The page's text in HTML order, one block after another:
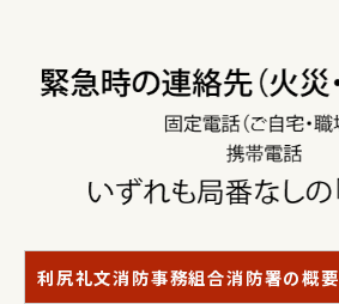
利尻礼文消防事務組合消防署の概要